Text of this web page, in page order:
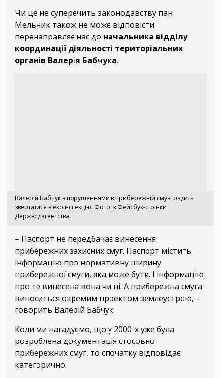
Чи це не суперечить законодавству пан
Мельник також не може відповісти
перенаправляє нас до начальника відділу
координації діяльності територіальних
органів Валерія Бабчука.
Валерій Бабчук з порушеннями в прибережній смузі радить
звертатися в екоінспекцію. Фото із Фейсбук-стрінки
Держводагентства
– Паспорт не передбачає винесення
прибережних захисних смуг. Паспорт містить
інформацію про нормативну ширину
прибережної смуги, яка може бути. І інформацію
про те винесена вона чи ні. А прибережна смуга
виноситься окремим проектом землеустрою, –
говорить Валерій Бабчук.
Коли ми нагадуємо, що у 2000-х уже була
розроблена документація стосовно
прибережних смуг, то спочатку відповідає
категорично.